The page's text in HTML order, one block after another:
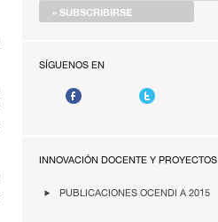
SÍGUENOS EN
INNOVACIÓN DOCENTE Y PROYECTOS
PUBLICACIONES OCENDI A 2015